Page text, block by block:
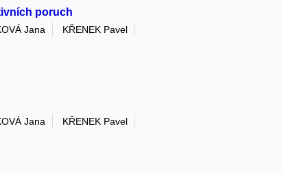
poruch
Jana
KŘENEK Pavel
Jana
KŘENEK Pavel